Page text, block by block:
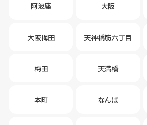
阿波座 大阪
大阪梅田 天神橋筋六丁目
梅田 天満橋
本町 なんば